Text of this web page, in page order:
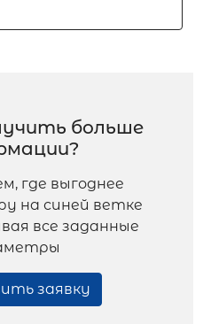
больше
где выгоднее
на синей ветке
все заданные
заявку